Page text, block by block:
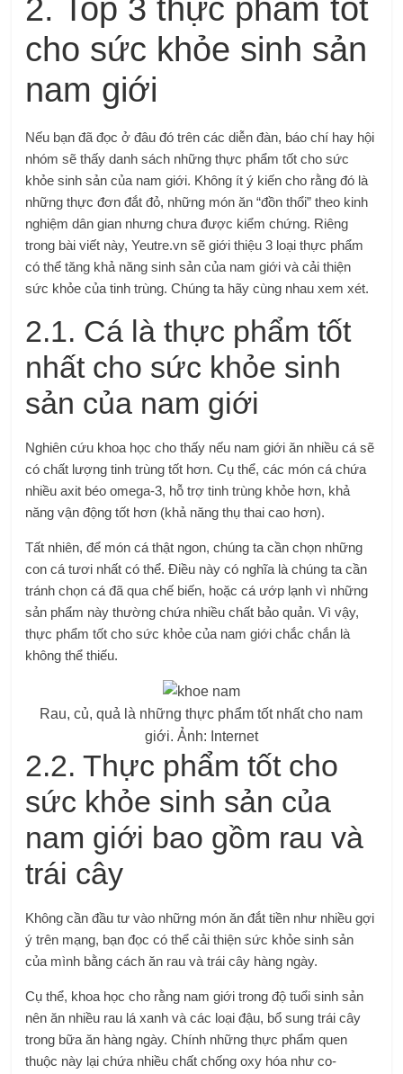
2. Top 3 thực phẩm tốt
cho sức khỏe sinh sản
nam giới
Nếu bạn đã đọc ở đâu đó trên các diễn đàn, báo chí hay hội
nhóm sẽ thấy danh sách những thực phẩm tốt cho sức
khỏe sinh sản của nam giới. Không ít ý kiến ​​cho rằng đó là
những thực đơn đắt đỏ, những món ăn “đồn thổi” theo kinh
nghiệm dân gian nhưng chưa được kiểm chứng. Riêng
trong bài viết này, Yeutre.vn sẽ giới thiệu 3 loại thực phẩm
có thể tăng khả năng sinh sản của nam giới và cải thiện
sức khỏe của tinh trùng. Chúng ta hãy cùng nhau xem xét.
2.1. Cá là thực phẩm tốt
nhất cho sức khỏe sinh
sản của nam giới
Nghiên cứu khoa học cho thấy nếu nam giới ăn nhiều cá sẽ
có chất lượng tinh trùng tốt hơn. Cụ thể, các món cá chứa
nhiều axit béo omega-3, hỗ trợ tinh trùng khỏe hơn, khả
năng vận động tốt hơn (khả năng thụ thai cao hơn).
Tất nhiên, để món cá thật ngon, chúng ta cần chọn những
con cá tươi nhất có thể. Điều này có nghĩa là chúng ta cần
tránh chọn cá đã qua chế biến, hoặc cá ướp lạnh vì những
sản phẩm này thường chứa nhiều chất bảo quản. Vì vậy,
thực phẩm tốt cho sức khỏe của nam giới chắc chắn là
không thể thiếu.
Rau, củ, quả là những thực phẩm tốt nhất cho nam
giới. Ảnh: Internet
2.2. Thực phẩm tốt cho
sức khỏe sinh sản của
nam giới bao gồm rau và
trái cây
Không cần đầu tư vào những món ăn đắt tiền như nhiều gợi
ý trên mạng, bạn đọc có thể cải thiện sức khỏe sinh sản
của mình bằng cách ăn rau và trái cây hàng ngày.
Cụ thể, khoa học cho rằng nam giới trong độ tuổi sinh sản
nên ăn nhiều rau lá xanh và các loại đậu, bổ sung trái cây
trong bữa ăn hàng ngày. Chính những thực phẩm quen
thuộc này lại chứa nhiều chất chống oxy hóa như co-